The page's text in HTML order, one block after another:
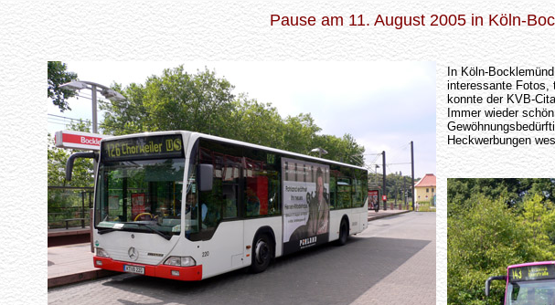
Pause am 11. August 2005 in Köln-
In Köln-
interessante Fotos,
konnte der KVB-
Immer wieder
Heckwerbungen